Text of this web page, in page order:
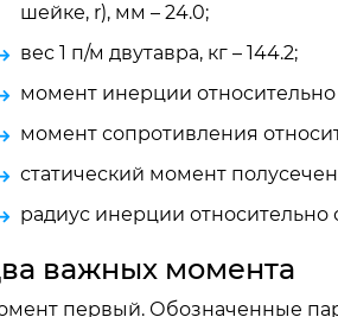
шейке, r), мм – 24.0;
вес 1 п/м двутавра, кг – 144.2;
момент инерции относительно
момент сопротивления
статический момент
радиус инерции относительно
важных момента
первый. Обозначенные